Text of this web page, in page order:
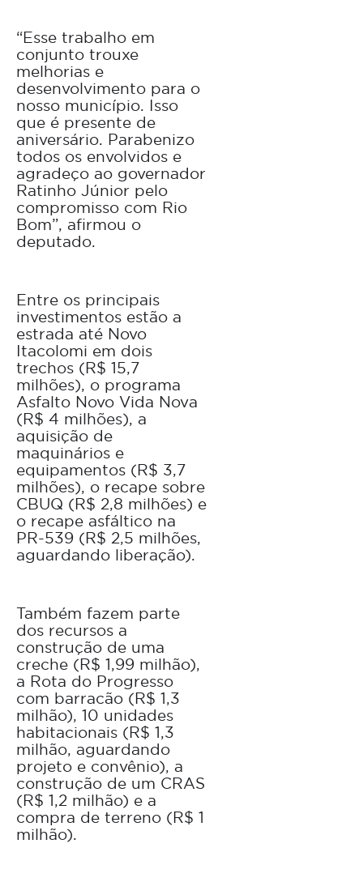
“Esse trabalho em
conjunto trouxe
melhorias e
desenvolvimento para o
nosso município. Isso
que é presente de
aniversário. Parabenizo
todos os envolvidos e
agradeço ao governador
Ratinho Júnior pelo
compromisso com Rio
Bom”, afirmou o
deputado.
Entre os principais
investimentos estão a
estrada até Novo
Itacolomi em dois
trechos (R$ 15,7
milhões), o programa
Asfalto Novo Vida Nova
(R$ 4 milhões), a
aquisição de
maquinários e
equipamentos (R$ 3,7
milhões), o recape sobre
CBUQ (R$ 2,8 milhões) e
o recape asfáltico na
PR-539 (R$ 2,5 milhões,
aguardando liberação).
Também fazem parte
dos recursos a
construção de uma
creche (R$ 1,99 milhão),
a Rota do Progresso
com barracão (R$ 1,3
milhão), 10 unidades
habitacionais (R$ 1,3
milhão, aguardando
projeto e convênio), a
construção de um CRAS
(R$ 1,2 milhão) e a
compra de terreno (R$ 1
milhão).